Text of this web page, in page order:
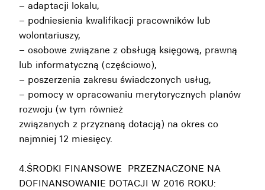
– adaptacji lokalu,
– podniesienia kwalifikacji pracowników lub
wolontariuszy,
– osobowe związane z obsługą księgową, prawną
lub informatyczną (częściowo),
– poszerzenia zakresu świadczonych usług,
– pomocy w opracowaniu merytorycznych planów
rozwoju (w tym również
związanych z przyznaną dotacją) na okres co
najmniej 12 miesięcy.
4.ŚRODKI FINANSOWE PRZEZNACZONE NA
DOFINANSOWANIE DOTACJI W 2016 ROKU: